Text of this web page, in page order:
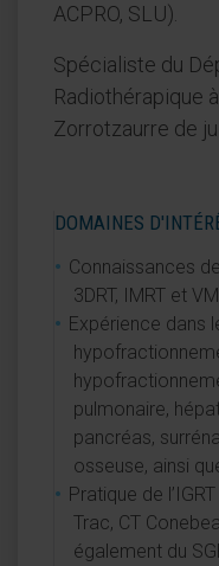
ACPRO, SLU).
Spécialiste du
Radiothérapique
Zorrotzaurre de
DOMAINES
Connaissances
3DRT, IMRT et
Expérience dans
pulmonaire,
pancréas,
osseuse, ainsi
Pratique de
Trac, CT
également du